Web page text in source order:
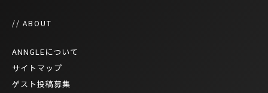
// ABOUT
ANNGLEについて
サイトマップ
ゲスト投稿募集